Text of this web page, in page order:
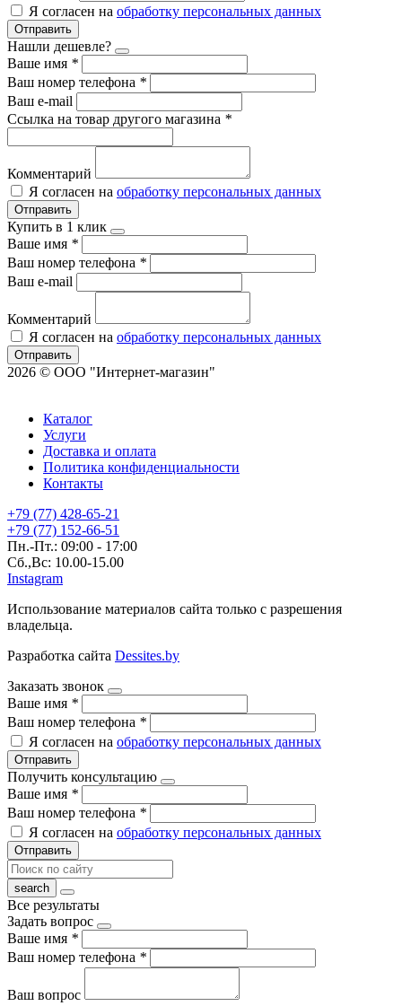
Я согласен на обработку персональных данных
Отправить
Нашли дешевле?
Ваше имя *
Ваш номер телефона *
Ваш e-mail
Ссылка на товар другого магазина *
Комментарий
Я согласен на обработку персональных данных
Отправить
Купить в 1 клик
Ваше имя *
Ваш номер телефона *
Ваш e-mail
Комментарий
Я согласен на обработку персональных данных
Отправить
2026 © ООО "Интернет-магазин"
Каталог
Услуги
Доставка и оплата
Политика конфиденциальности
Контакты
+79 (77) 428-65-21
+79 (77) 152-66-51
Пн.-Пт.: 09:00 - 17:00
Сб.,Вс: 10.00-15.00
Instagram
Использование материалов сайта только с разрешения
владельца.
Разработка сайта Dessites.by
Заказать звонок
Ваше имя *
Ваш номер телефона *
Я согласен на обработку персональных данных
Отправить
Получить консультацию
Ваше имя *
Ваш номер телефона *
Я согласен на обработку персональных данных
Отправить
Все результаты
Задать вопрос
Ваше имя *
Ваш номер телефона *
Ваш вопрос